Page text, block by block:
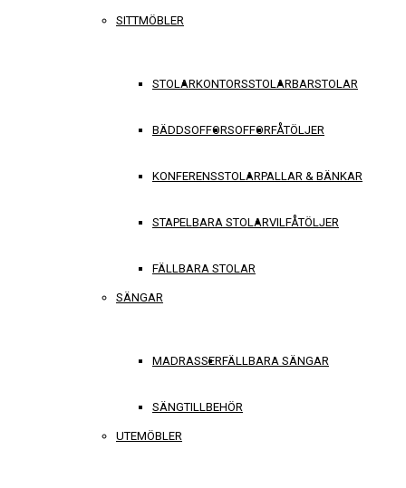
SITTMÖBLER
STOLARKONTORSSTOLARBARSTOLAR
BÄDDSOFFORSOFFORFÅTÖLJER
KONFERENSSTOLARPALLAR & BÄNKAR
STAPELBARA STOLARVILFÅTÖLJER
FÄLLBARA STOLAR
SÄNGAR
MADRASSERFÄLLBARA SÄNGAR
SÄNGTILLBEHÖR
UTEMÖBLER